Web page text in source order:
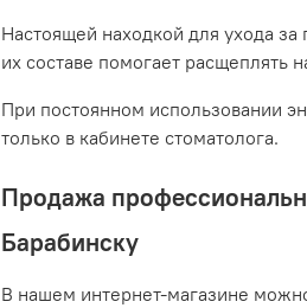
Настоящей находкой для ухода
их составе помогает расщеплять
При постоянном использовании
только в кабинете стоматолога.
Продажа
Барабинску
В нашем интернет-магазине